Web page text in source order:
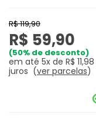
R$ 119,90
R$ 59,90
50% de desconto
em até 5x de R$ 11,98
juros
ver parcelas